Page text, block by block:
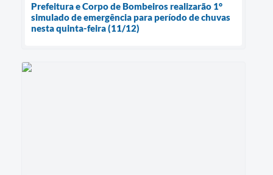
Prefeitura e Corpo de Bombeiros realizarão 1°
simulado de emergência para período de chuvas
nesta quinta-feira (11/12)